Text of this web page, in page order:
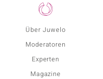
Über Juwelo
Moderatoren
Experten
Magazine